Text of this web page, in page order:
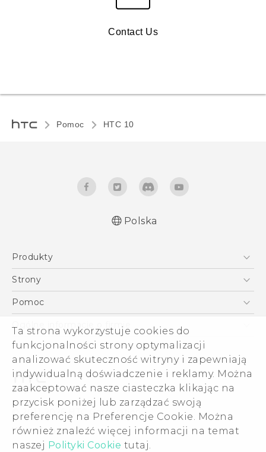
Ta strona wykorzystuje cookies do
funkcjonalności strony optymalizacji
analizować skuteczność witryny i zapewniają
indywidualną doświadczenie i reklamy. Można
zaakceptować nasze ciasteczka klikając na
przycisk poniżej lub zarządzać swoją
preferencję na Preferencje Cookie. Można
również znaleźć więcej informacji na temat
naszej Polityki Cookie tutaj.
Contact Us
Pomoc HTC 10‎
Polish - Wytyczne dotyczące bezpieczeństwa i
English - User manual
English - Safety and regulatory guide
Polska
Produkty
Smartfony
VIVE
Akcesoria
Strony
HTC Vive
Pomoc
Pomoc E-commerce
Ogólne informacje o firmie
ESG
Informacje o firmie
Dla inwestorów (angielski)
Cookie Preferences
Kariera
Security and Privacy Whitepaper
© 2011-2026 HTC Corporation
Warunki prawne